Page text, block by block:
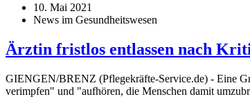
10. Mai 2021
News im Gesundheitswesen
Ärztin fristlos entlassen nach
GIENGEN/BRENZ (Pflegekräfte-Service.de) - Eine
verimpfen" und "aufhören, die Menschen damit